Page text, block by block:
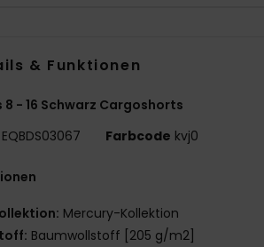
& Funktionen
8 - 16 Schwarz Cargoshorts
EQBDS03067 Farbcode kvj0
Mercury-Kollektion
Baumwollstoff [205 g/m2]